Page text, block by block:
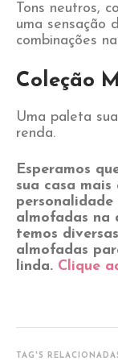
Tons neutros,
uma sensação
combinações
Coleção
Uma paleta
renda.
Esperamos
sua casa
almofadas na
temos
almofadas
linda. Clique
TAG'S